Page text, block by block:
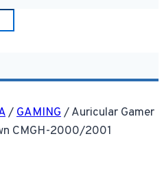
/GAMING/Auricular Gamer
CMGH-2000/2001